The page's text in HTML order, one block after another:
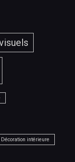
Décoration intérieure